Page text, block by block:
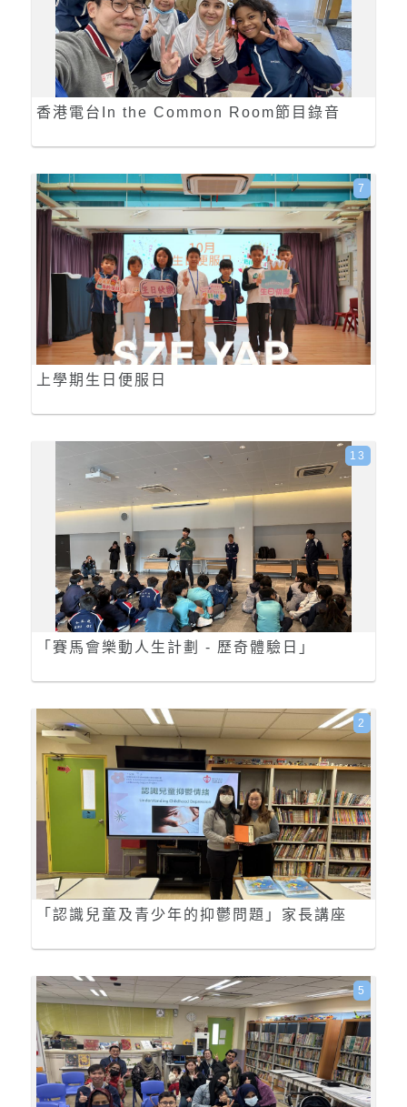
香港電台In the Common Room節目錄音
上學期生日便服日
7
「賽馬會樂動人生計劃 - 歷奇體驗日」
13
「認識兒童及青少年的抑鬱問題」家長講座
2
5